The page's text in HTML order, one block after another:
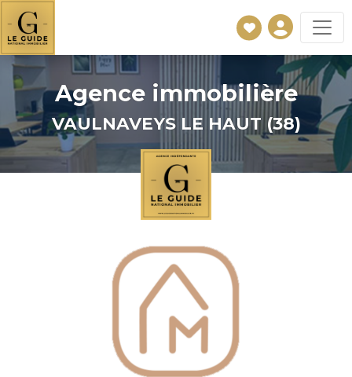
Agence immobilière
VAULNAVEYS LE HAUT (38)